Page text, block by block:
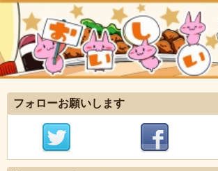
フォローお願いします